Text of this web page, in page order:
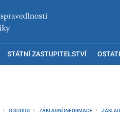
STÁTNÍ ZASTUPITELSTVÍ
O SOUDU ZÁKLADNÍ INFORMACE